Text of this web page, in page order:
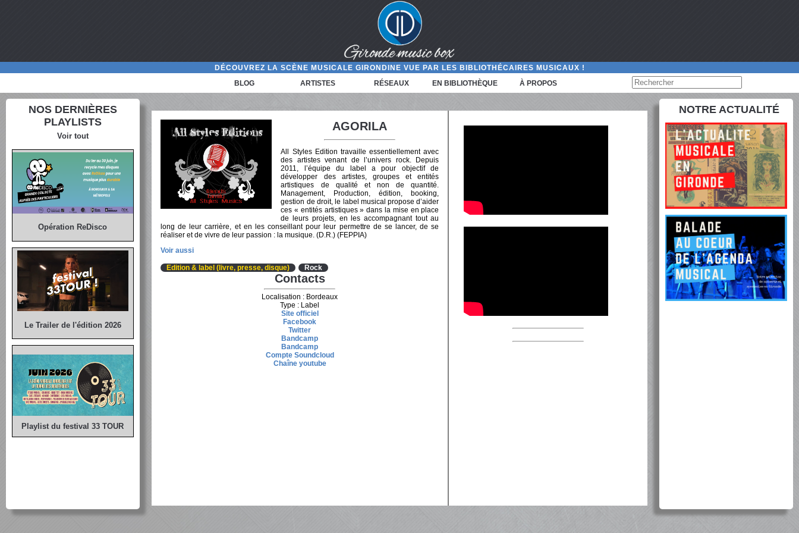
DÉCOUVREZ LA SCÈNE MUSICALE GIRONDINE VUE PAR LES BIBLIOTHÉCAIRES MUSICAUX !
BLOG
ARTISTES RÉSEAUX EN BIBLIOTHÈQUE À PROPOS
NOS DERNIÈRES
PLAYLISTS
Voir tout
Opération ReDisco
Le Trailer de l'édition 2026
Playlist du festival 33 TOUR
AGORILA
All Styles Edition travaille essentiellement avec
des artistes venant de l’univers rock. Depuis
2011, l’équipe du label a pour objectif de
développer des artistes, groupes et entités
artistiques de qualité et non de quantité.
Management, Production, édition, booking,
gestion de droit, le label musical propose d’aider
ces « entités artistiques » dans la mise en place
de leurs projets, en les accompagnant tout au
long de leur carrière, et en les conseillant pour leur permettre de se lancer, de se
réaliser et de vivre de leur passion : la musique. (D.R.) (FEPPIA)
Voir aussi
Edition & label (livre, presse, disque) Rock
Contacts
Localisation : Bordeaux
Type : Label
Site officiel
Facebook
Twitter
Bandcamp
Bandcamp
Compte Soundcloud
Chaîne youtube
NOTRE ACTUALITÉ